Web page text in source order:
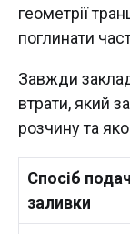
геометрії
поглинати
Завжди
втрати, який
розчину та
Спосіб
заливки